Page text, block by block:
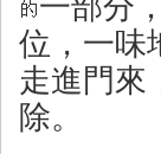
一部分
位，一味
走進門來
除。